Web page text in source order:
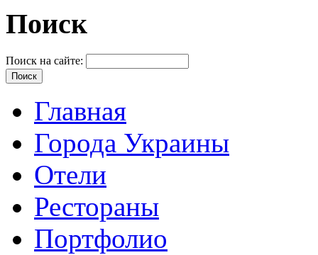
Поиск
Поиск на сайте:
Главная
Города Украины
Отели
Рестораны
Портфолио